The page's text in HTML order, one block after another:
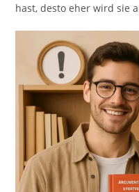
hast, desto eher wird sie